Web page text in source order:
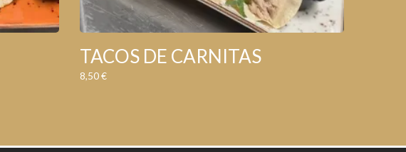
TACOS DE CARNITAS
8,50€